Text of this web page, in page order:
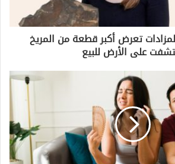
تعرض أكبر قطعة من المريخ
على الأرض للبيع